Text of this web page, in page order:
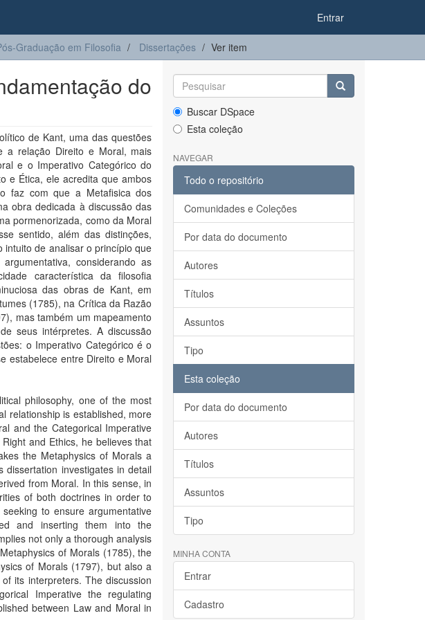
Entrar
Graduação em Filosofia Dissertações Ver item
do
de Kant, uma das questões
a relação Direito e Moral, mais
e o Imperativo Categórico do
e Ética, ele acredita que ambos
faz com que a Metafisica dos
obra dedicada à discussão das
pormenorizada, como da Moral
sentido, além das distinções,
intuito de analisar o princípio que
considerando as
característica da filosofia
das obras de Kant, em
(1785), na Crítica da Razão
mas também um mapeamento
seus intérpretes. A discussão
o Imperativo Categórico é o
estabelece entre Direito e Moral
philosophy, one of the most
relationship is established, more
and the Categorical Imperative
and Ethics, he believes that
the Metaphysics of Morals a
investigates in detail
from Moral. In this sense, in
of both doctrines in order to
to ensure argumentative
and inserting them into the
not only a thorough analysis
of Morals (1785), the
of Morals (1797), but also a
its interpreters. The discussion
Imperative the regulating
between Law and Moral in
Buscar DSpace
Esta coleção
NAVEGAR
Todo o repositório
Comunidades e Coleções
Por data do documento
Autores
Títulos
Assuntos
Tipo
Esta coleção
Por data do documento
Autores
Títulos
Assuntos
Tipo
MINHA CONTA
Entrar
Cadastro